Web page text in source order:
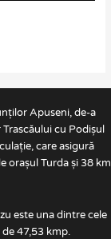
Apuseni, de-a
cu Podișul
care asigură
orașul Turda și 38 km
este una dintre cele
47,53 kmp.